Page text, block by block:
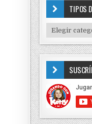
o
r
:
TIPOS
I
P
D
E
C
N